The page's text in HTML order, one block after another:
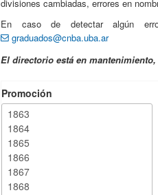
divisiones cambiadas, errores en
En caso de detectar algún
graduados@cnba.uba.ar
El directorio está en
Promoción